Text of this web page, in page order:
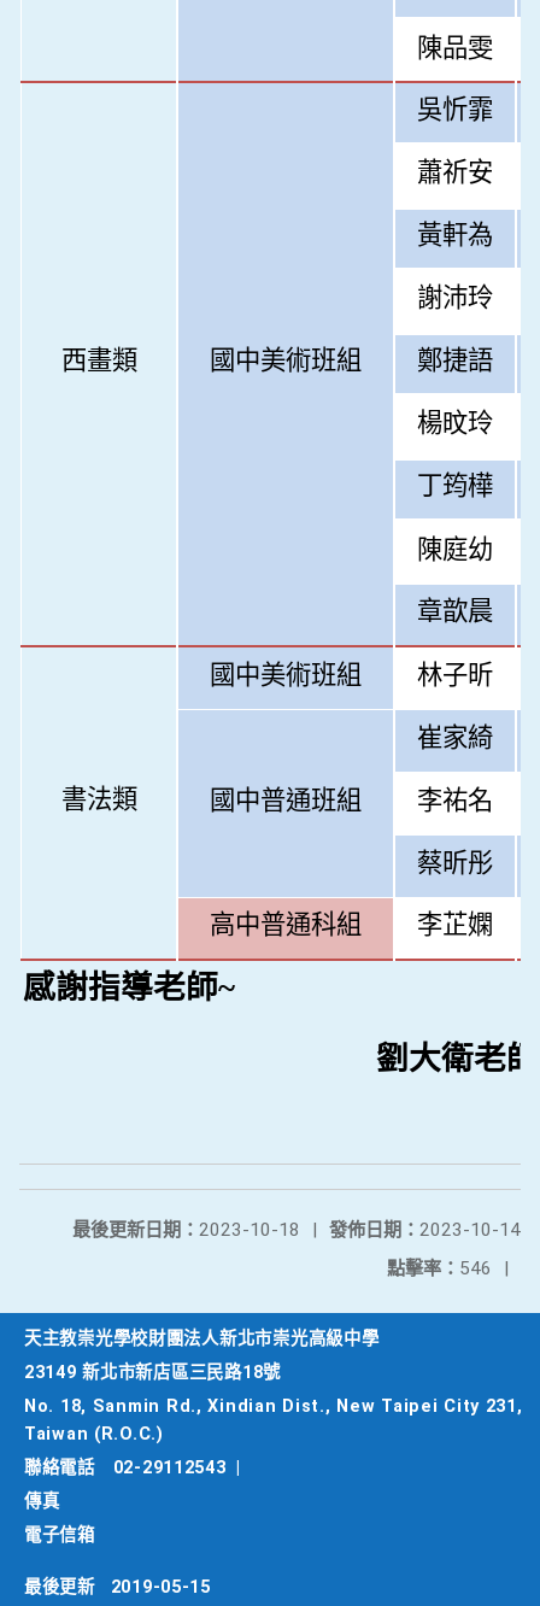
陳品雯
西畫類 國中美術班組
吳忻霏
蕭祈安
黃軒為
謝沛玲
鄭捷語
楊旼玲
丁筠樺
陳庭幼
章歆晨
書法類
國中美術班組 林子昕
國中普通班組
崔家綺
李祐名
蔡昕彤
高中普通科組 李芷嫻
感謝指導老師~
劉大衛老
發佈日期： 2023-10-14
最後更新日期： 2023-10-18
|
點擊率： 546 |
天主教崇光學校財團法人新北市崇光高級中學
23149 新北市新店區三民路18號
No. 18, Sanmin Rd., Xindian Dist., New Taipei City 231,
Taiwan (R.O.C.)
聯絡電話
02-29112543
傳真
電子信箱
最後更新 2019-05-15